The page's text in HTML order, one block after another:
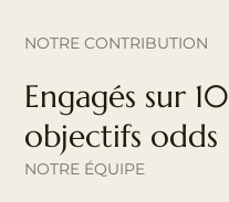
NOTRE CONTRIBUTION
Engagés sur 10
objectifs odds
NOTRE ÉQUIPE